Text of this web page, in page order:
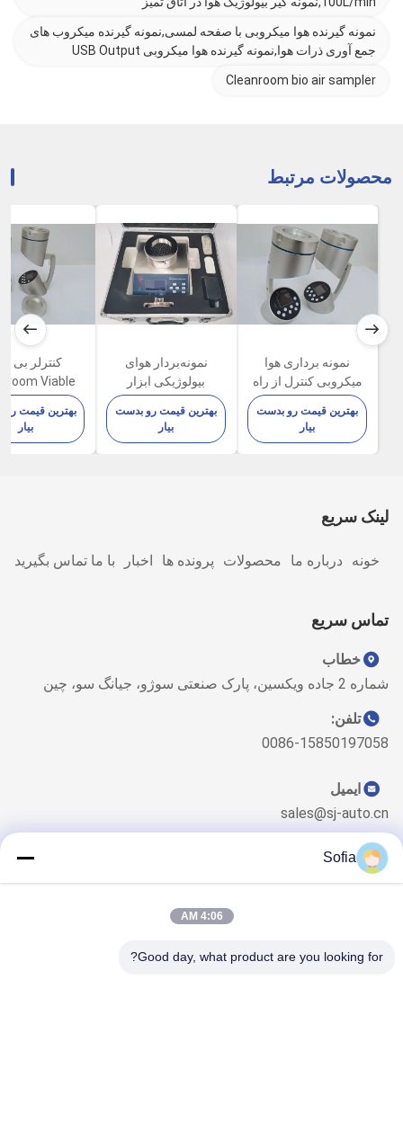
نمونه گیرنده هوا میکروبی با صفحه لمسی,نمونه گیرنده میکروب های
جمع آوری ذرات هوا,نمونه گیرنده هوا میکروبی USB Output
Cleanroom bio air sampler
محصولات مرتبط
نمونه برداری هوا
میکروبی کنترل از راه
دور FKC-IB 100L/Min
بهترین قیمت رو بدست
بیار
نمونه‌بردار هوای
بیولوژیکی ابزار
آزمایشگاهی میکروبی
FKC-III
بهترین قیمت رو بدست
بیار
کنترلر بی
Viable
Sampler
FKC-IB
بهترین قیمت
بیار
لینک سریع
خونه درباره ما محصولات پرونده ها اخبار با ما تماس بگیرید
تماس سریع
خطاب
شماره 2 جاده ویکسین، پارک صنعتی سوژو، جیانگ سو، چین
تلفن:
0086-15850197058
ایمیل
sales@sj-auto.cn
Sofia
4:06 AM
Good day, what product are you looking for?